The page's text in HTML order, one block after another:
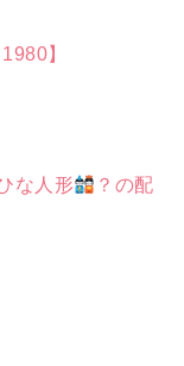
】
な人形
？の配